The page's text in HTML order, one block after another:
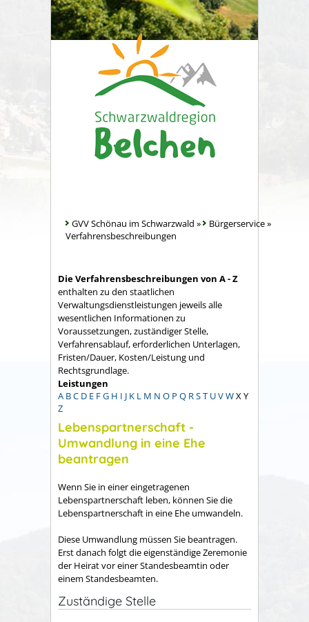
GVV Schönau im Schwarzwald » Bürgerservice»
Verfahrensbeschreibungen
Die Verfahrensbeschreibungen von A - Z
enthalten zu den staatlichen
Verwaltungsdienstleistungen jeweils alle
wesentlichen Informationen zu
Voraussetzungen, zuständiger Stelle,
Verfahrensablauf, erforderlichen Unterlagen,
Fristen/Dauer, Kosten/Leistung und
Rechtsgrundlage.
Leistungen
A BC D E FG H I J K L M N O P Q RST UVWX Y
Z
Lebenspartnerschaft -
Umwandlung in eine Ehe
beantragen
Wenn Sie in einer eingetragenen
Lebenspartnerschaft leben, können Sie die
Lebenspartnerschaft in eine Ehe umwandeln.
Diese Umwandlung müssen Sie beantragen.
Erst danach folgt die eigenständige Zeremonie
der Heirat vor einer Standesbeamtin oder
einem Standesbeamten.
Zuständige Stelle